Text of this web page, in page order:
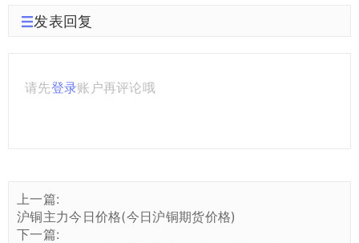
发表回复
请先登录账户再评论哦
上一篇:
沪铜主力今日价格(今日沪铜期货价格)
下一篇: